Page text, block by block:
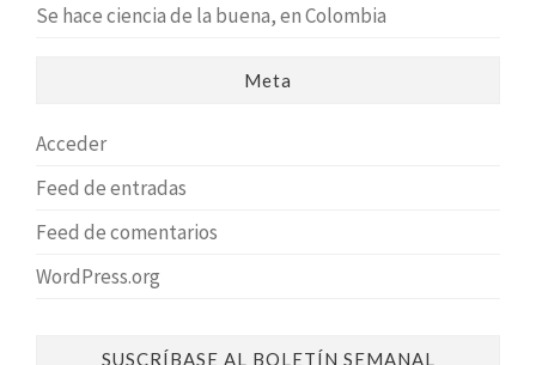
Se hace ciencia de la buena, en Colombia
Meta
Acceder
Feed de entradas
Feed de comentarios
WordPress.org
SUSCRÍBASE AL BOLETÍN SEMANAL